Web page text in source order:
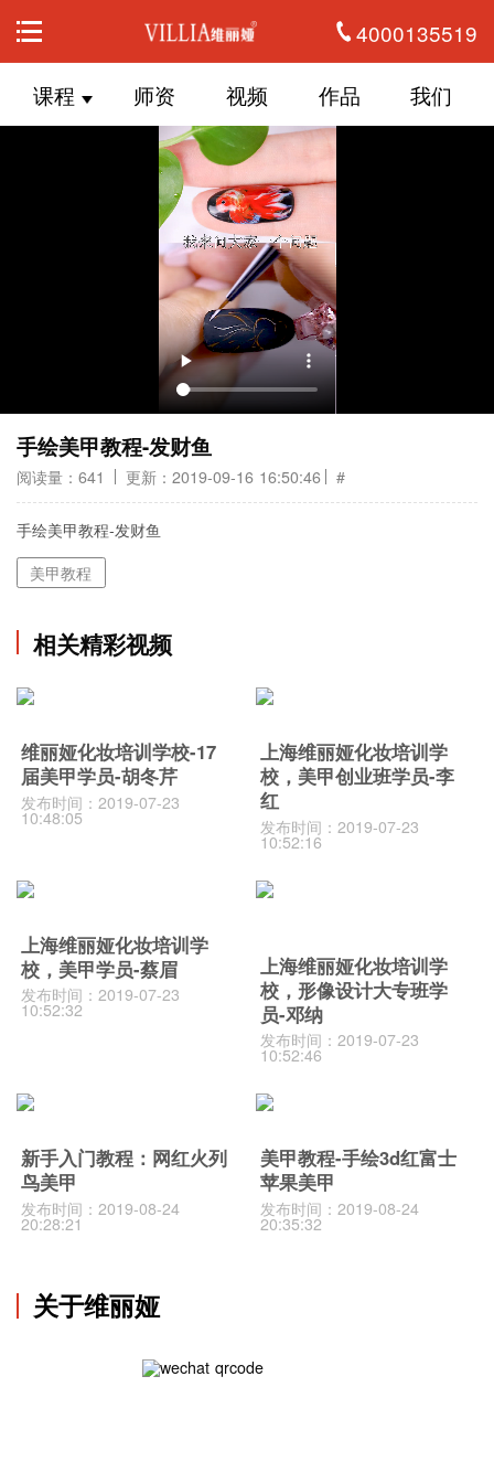
4000135519
课程 师资 视频 作品 我们
手绘美甲教程-发财鱼
阅读量：641 更新：2019-09-16 16:50:46 #
手绘美甲教程-发财鱼
美甲教程
相关精彩视频
维丽娅化妆培训学校-17
届美甲学员-胡冬芹
发布时间：2019-07-23
10:48:05
上海维丽娅化妆培训学
校，美甲创业班学员-李
红
发布时间：2019-07-23
10:52:16
上海维丽娅化妆培训学
校，美甲学员-蔡眉
发布时间：2019-07-23
10:52:32
上海维丽娅化妆培训学
校，形像设计大专班学
员-邓纳
发布时间：2019-07-23
10:52:46
新手入门教程：网红火列
鸟美甲
发布时间：2019-08-24
20:28:21
美甲教程-手绘3d红富士
苹果美甲
发布时间：2019-08-24
20:35:32
关于维丽娅